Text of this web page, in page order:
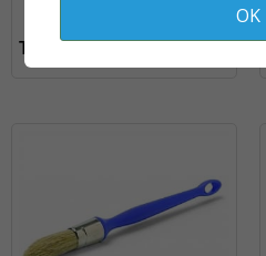
Teleskopskaft 77-130 cm
OK